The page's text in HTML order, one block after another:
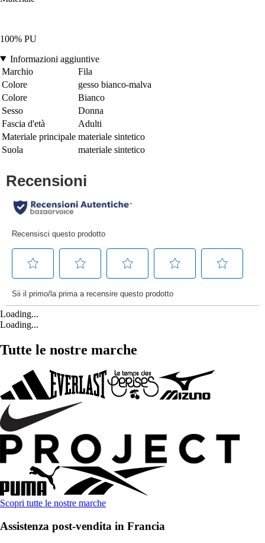
100% PU
Informazioni aggiuntive
Marchio
Fila
Colore
gesso bianco-malva
Colore
Bianco
Sesso
Donna
Fascia d'età
Adulti
Materiale principale materiale sintetico
Suola
materiale sintetico
Loading...
Loading...
Tutte le nostre marche
Scopri tutte le nostre marche
Assistenza post-vendita in Francia